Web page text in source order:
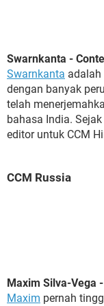
Swarnkanta -
Swarnkanta adalah
dengan banyak
telah
bahasa India.
editor untuk CCM
CCM Russia
Maxim Silva-Vega
Maxim pernah